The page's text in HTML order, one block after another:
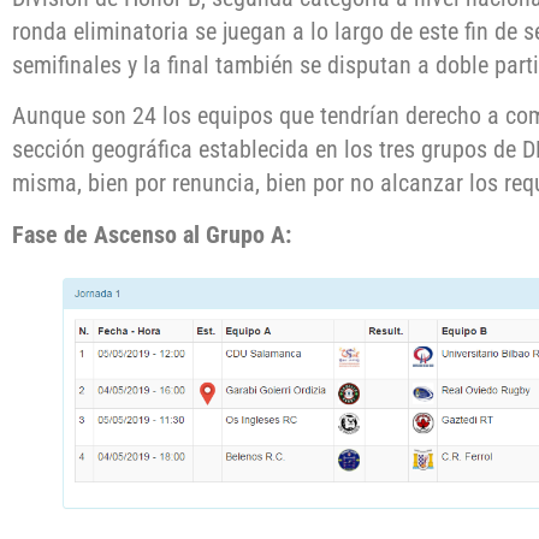
ronda eliminatoria se juegan a lo largo de este fin de
semifinales y la final también se disputan a doble
Aunque son 24 los equipos que tendrían derecho a
sección geográfica establecida en los tres grupos de
misma, bien por renuncia, bien por no alcanzar los
Fase de Ascenso al Grupo A: